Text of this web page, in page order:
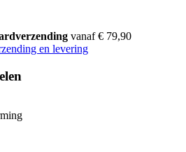
vanaf € 79,90
en levering